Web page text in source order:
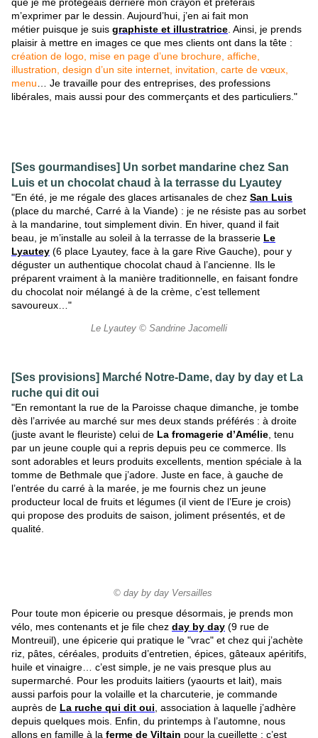
m’exprimer par le dessin. Aujourd’hui, j’en ai fait mon
métier puisque je suis graphiste et illustratrice . Ainsi, je prends
plaisir à mettre en images ce que mes clients ont dans la tête :
création de logo, mise en page d’une brochure, affiche,
illustration, design d’un site internet, invitation, carte de vœux,
menu … Je travaille pour des entreprises, des professions
libérales, mais aussi pour des commerçants et des particuliers."
[Ses gourmandises] Un sorbet mandarine chez San
Luis et un chocolat chaud à la terrasse du Lyautey
"En été, je me régale des glaces artisanales de chez San Luis
(place du marché, Carré à la Viande) : je ne résiste pas au sorbet
à la mandarine, tout simplement divin. En hiver, quand il fait
beau, je m’installe au soleil à la terrasse de la brasserie Le
Lyautey (6 place Lyautey, face à la gare Rive Gauche), pour y
déguster un authentique chocolat chaud à l’ancienne. Ils le
préparent vraiment à la manière traditionnelle, en faisant fondre
du chocolat noir mélangé à de la crème, c’est tellement
savoureux…"
Le Lyautey © Sandrine Jacomelli
[Ses provisions] Marché Notre-Dame, day by day et La
ruche qui dit oui
"En remontant la rue de la Paroisse chaque dimanche, je tombe
dès l’arrivée au marché sur mes deux stands préférés : à droite
(juste avant le fleuriste) celui de La fromagerie d’Amélie , tenu
par un jeune couple qui a repris depuis peu ce commerce. Ils
sont adorables et leurs produits excellents, mention spéciale à la
tomme de Bethmale que j’adore. Juste en face, à gauche de
l’entrée du carré à la marée, je me fournis chez un jeune
producteur local de fruits et légumes (il vient de l’Eure je crois)
qui propose des produits de saison, joliment présentés, et de
qualité.
© day by day Versailles
Pour toute mon épicerie ou presque désormais, je prends mon
vélo, mes contenants et je file chez day by day (9 rue de
Montreuil), une épicerie qui pratique le "vrac" et chez qui j’achète
riz, pâtes, céréales, produits d’entretien, épices, gâteaux apéritifs,
huile et vinaigre… c’est simple, je ne vais presque plus au
supermarché. Pour les produits laitiers (yaourts et lait), mais
aussi parfois pour la volaille et la charcuterie, je commande
auprès de La ruche qui dit oui , association à laquelle j’adhère
depuis quelques mois. Enfin, du printemps à l’automne, nous
allons en famille à la ferme de Viltain pour la cueillette : c’est